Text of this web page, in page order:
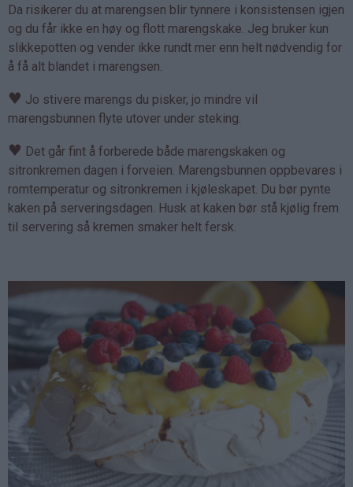
Da risikerer du at marengsen blir tynnere i konsistensen igjen
og du får ikke en høy og flott marengskake. Jeg bruker kun
slikkepotten og vender ikke rundt mer enn helt nødvendig for
å få alt blandet i marengsen.
♥ Jo stivere marengs du pisker, jo mindre vil
marengsbunnen flyte utover under steking.
♥ Det går fint å forberede både marengskaken og
sitronkremen dagen i forveien. Marengsbunnen oppbevares i
romtemperatur og sitronkremen i kjøleskapet. Du bør pynte
kaken på serveringsdagen. Husk at kaken bør stå kjølig frem
til servering så kremen smaker helt fersk.